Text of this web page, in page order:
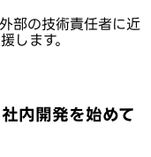
部の技術責任者に近
します。
内開発を始めて